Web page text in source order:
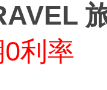
利率